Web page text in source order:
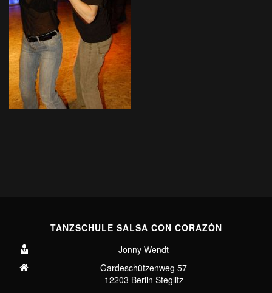
TANZSCHULE SALSA CON CORAZÓN
Jonny Wendt
Gardeschützenweg 57
12203 Berlin Steglitz